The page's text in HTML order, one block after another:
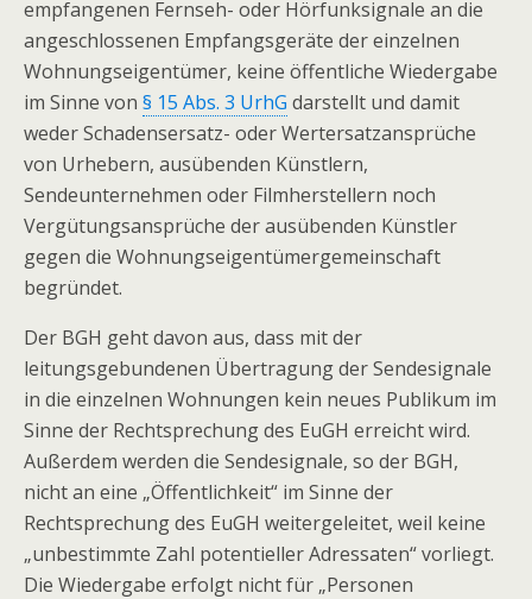
empfangenen Fernseh- oder Hörfunksignale an die
angeschlossenen Empfangsgeräte der einzelnen
Wohnungseigentümer, keine öffentliche Wiedergabe
im Sinne von § 15 Abs. 3 UrhG darstellt und damit
weder Schadensersatz- oder Wertersatzansprüche
von Urhebern, ausübenden Künstlern,
Sendeunternehmen oder Filmherstellern noch
Vergütungsansprüche der ausübenden Künstler
gegen die Wohnungseigentümergemeinschaft
begründet.
Der BGH geht davon aus, dass mit der
leitungsgebundenen Übertragung der Sendesignale
in die einzelnen Wohnungen kein neues Publikum im
Sinne der Rechtsprechung des EuGH erreicht wird.
Außerdem werden die Sendesignale, so der BGH,
nicht an eine „Öffentlichkeit“ im Sinne der
Rechtsprechung des EuGH weitergeleitet, weil keine
„unbestimmte Zahl potentieller Adressaten“ vorliegt.
Die Wiedergabe erfolgt nicht für „Personen